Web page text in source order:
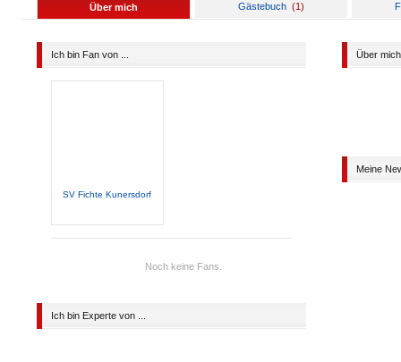
Über mich Gästebuch (1)
Ich bin Fan von ...
SV Fichte Kunersdorf
Noch keine Fans.
Ich bin Experte von ...
Über mich
Meine